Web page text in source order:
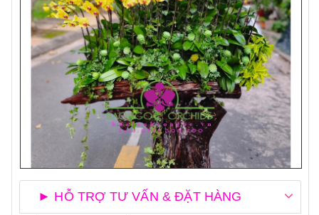
► HỖ TRỢ TƯ VẤN & ĐẶT HÀNG